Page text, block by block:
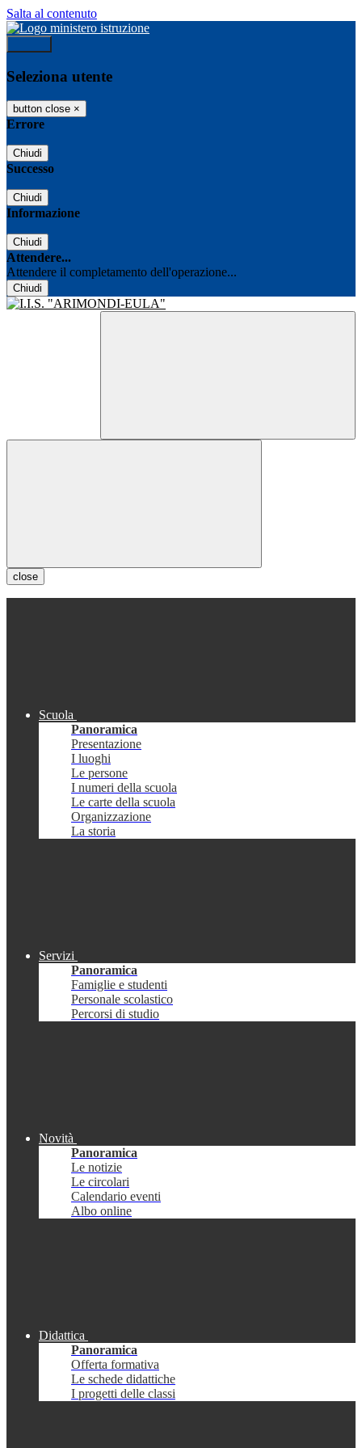
Salta al contenuto
Seleziona utente
button close ×
Errore
Chiudi
Successo
Chiudi
Informazione
Chiudi
Attendere...
Attendere il completamento dell'operazione...
Chiudi
close
Scuola
Panoramica
Presentazione
I luoghi
Le persone
I numeri della scuola
Le carte della scuola
Organizzazione
La storia
Servizi
Panoramica
Famiglie e studenti
Personale scolastico
Percorsi di studio
Novità
Panoramica
Le notizie
Le circolari
Calendario eventi
Albo online
Didattica
Panoramica
Offerta formativa
Le schede didattiche
I progetti delle classi